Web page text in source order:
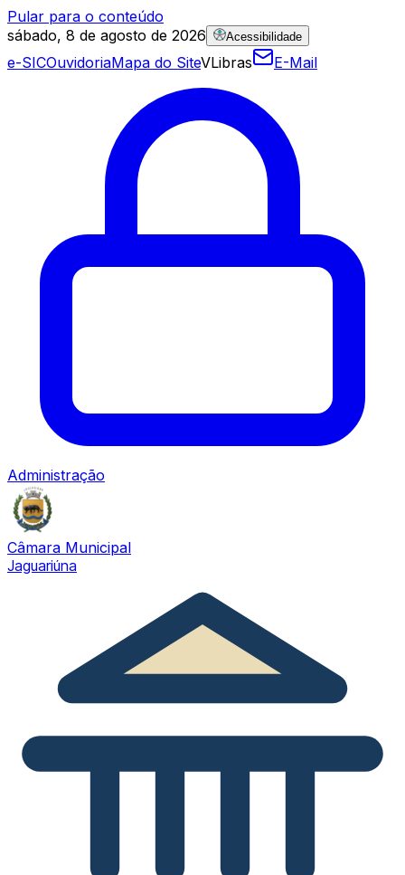
Pular para o conteúdo
sábado, 8 de agosto de 2026
Acessibilidade
e-SICOuvidoriaMapa do SiteVLibras E-Mail
Administração
Câmara Municipal
Jaguariúna